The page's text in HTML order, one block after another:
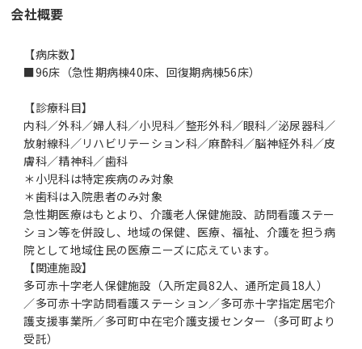
会社概要
【病床数】
■96床（急性期病棟40床、回復期病棟56床）
【診療科目】
内科／外科／婦人科／小児科／整形外科／眼科／泌尿器科／
放射線科／リハビリテーション科／麻酔科／脳神経外科／皮
膚科／精神科／歯科
＊小児科は特定疾病のみ対象
＊歯科は入院患者のみ対象
急性期医療はもとより、介護老人保健施設、訪問看護ステー
ション等を併設し、地域の保健、医療、福祉、介護を担う病
院として地域住民の医療ニーズに応えています。
【関連施設】
多可赤十字老人保健施設（入所定員82人、通所定員18人）
／多可赤十字訪問看護ステーション／多可赤十字指定居宅介
護支援事業所／多可町中在宅介護支援センター（多可町より
受託）